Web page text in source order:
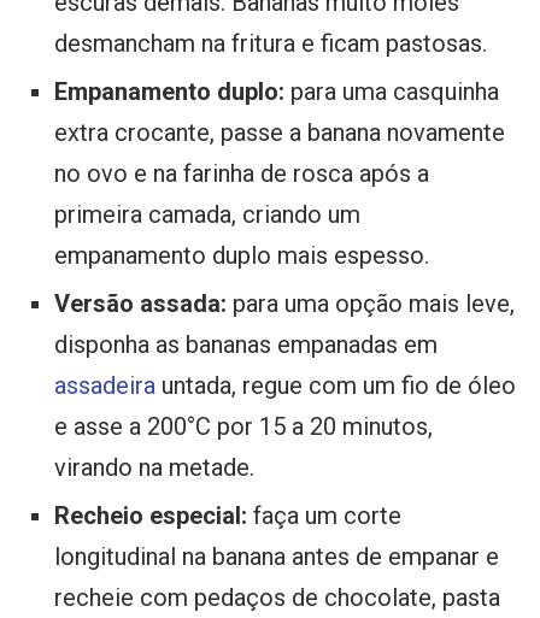
desmancham na fritura e ficam pastosas.
Empanamento duplo: para uma casquinha
extra crocante, passe a banana novamente
no ovo e na farinha de rosca após a
primeira camada, criando um
empanamento duplo mais espesso.
Versão assada: para uma opção mais leve,
disponha as bananas empanadas em
assadeira untada, regue com um fio de óleo
e asse a 200°C por 15 a 20 minutos,
virando na metade.
Recheio especial: faça um corte
longitudinal na banana antes de empanar e
recheie com pedaços de chocolate, pasta